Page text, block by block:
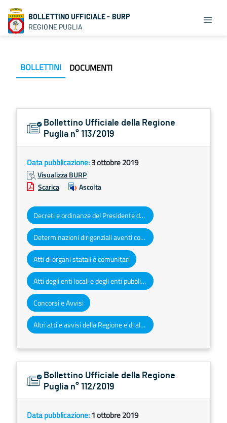
BOLLETTINO UFFICIALE - BURP
REGIONE PUGLIA
BOLLETTINI DOCUMENTI
Bollettino Ufficiale della Regione
Puglia n° 113/2019
Data pubblicazione:3 ottobre 2019
Visualizza BURP
Scarica
Ascolta
Decreti e ordinanze del Presidente della Giunta regionale
Determinazioni dirigenziali aventi contenuto di interesse generale
Atti di organi statali e comunitari
Atti degli enti locali e degli enti pubblici e privati
Concorsi e Avvisi
Altri atti e avvisi della Regione e di altri enti pubblici che interessano la collettività regionale
Bollettino Ufficiale della Regione
Puglia n° 112/2019
Data pubblicazione:1 ottobre 2019